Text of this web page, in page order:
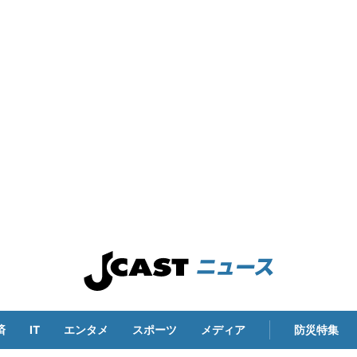
IT エンタメ スポーツ メディア 防災特集